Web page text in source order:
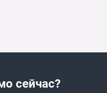
сейчас?